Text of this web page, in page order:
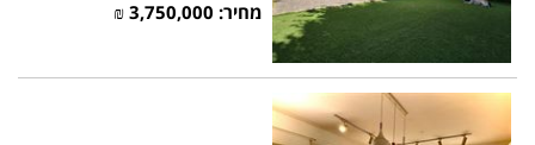
מחיר: 3,750,000 ₪